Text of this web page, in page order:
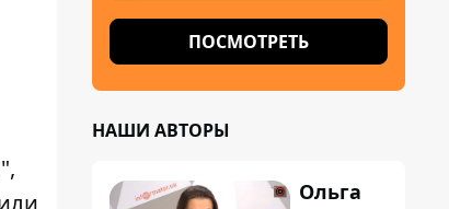
ПОСМОТРЕТЬ
НАШИ АВТОРЫ
Ольга